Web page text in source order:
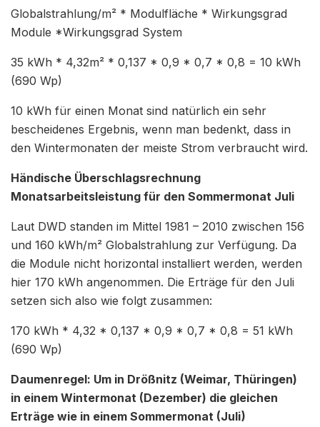
Globalstrahlung/m² * Modulfläche * Wirkungsgrad
Module *Wirkungsgrad System
35 kWh * 4,32m² * 0,137 * 0,9 * 0,7 * 0,8 = 10 kWh
(690 Wp)
10 kWh für einen Monat sind natürlich ein sehr
bescheidenes Ergebnis, wenn man bedenkt, dass in
den Wintermonaten der meiste Strom verbraucht wird.
Händische Überschlagsrechnung
Monatsarbeitsleistung für den Sommermonat Juli
Laut DWD standen im Mittel 1981 – 2010 zwischen 156
und 160 kWh/m² Globalstrahlung zur Verfügung. Da
die Module nicht horizontal installiert werden, werden
hier 170 kWh angenommen. Die Erträge für den Juli
setzen sich also wie folgt zusammen:
170 kWh * 4,32 * 0,137 * 0,9 * 0,7 * 0,8 = 51 kWh
(690 Wp)
Daumenregel: Um in Drößnitz (Weimar, Thüringen)
in einem Wintermonat (Dezember) die gleichen
Erträge wie in einem Sommermonat (Juli)